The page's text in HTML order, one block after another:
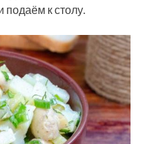
к столу.